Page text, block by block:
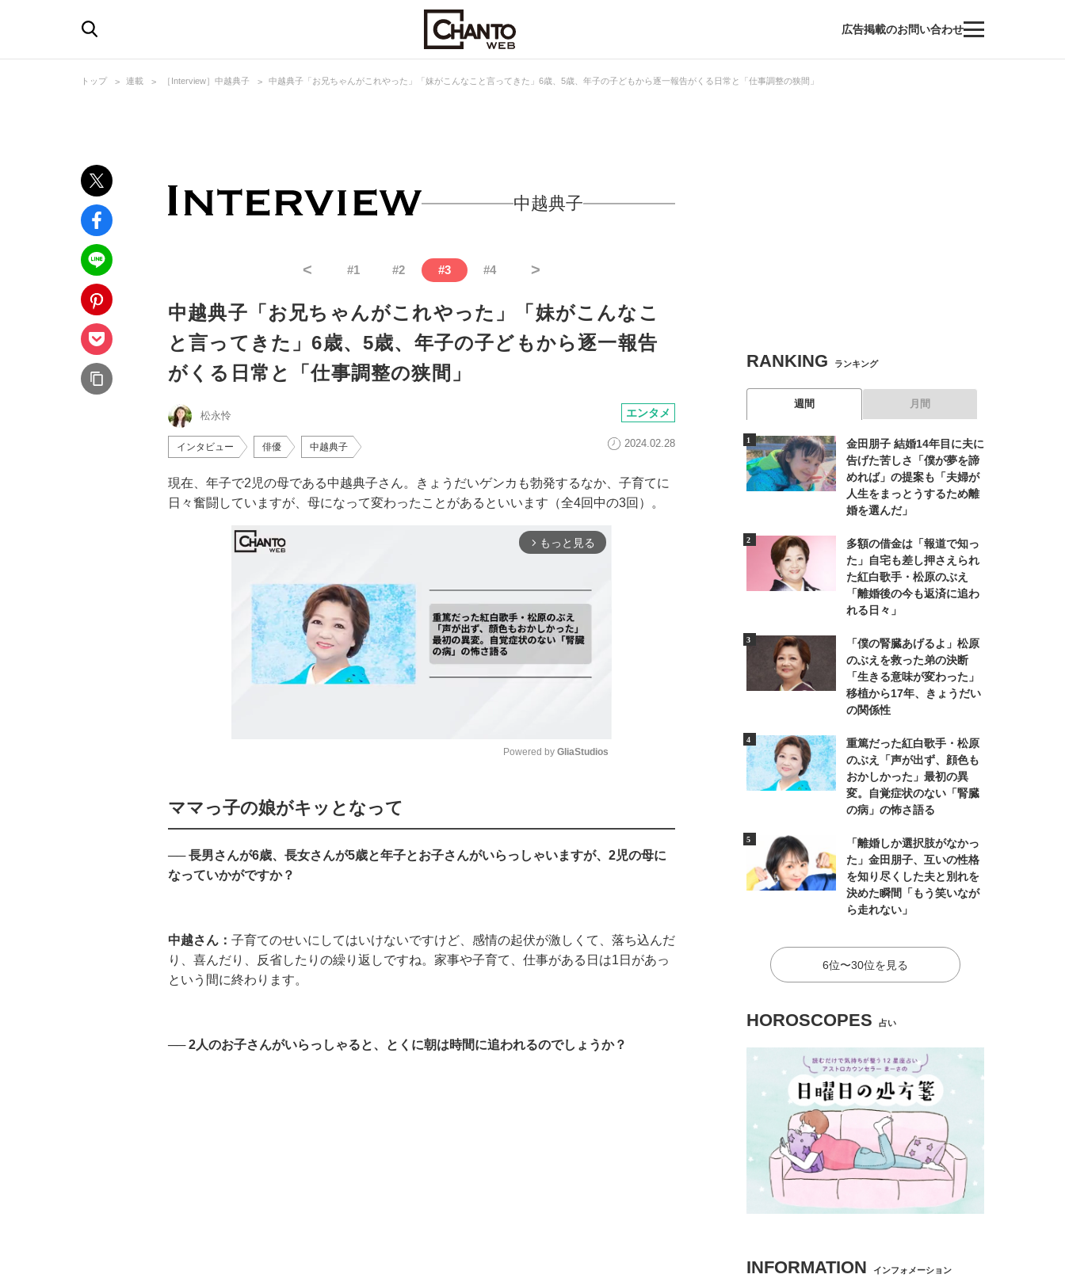
広告掲載のお問い合わせ
トップ 連載 ［Interview］中越典子 中越典子「お兄ちゃんがこれやった」「妹がこんなこと言ってきた」6歳、5歳、年子の子どもから逐一報告がくる日常と「仕事調整の狭間」
中越典子
< #1 #2 #3 #4 >
中越典子「お兄ちゃんがこれやった」「妹がこんなこ
と言ってきた」6歳、5歳、年子の子どもから逐一報告
がくる日常と「仕事調整の狭間」
松永怜 エンタメ
インタビュー 俳優 中越典子 2024.02.28
現在、年子で2児の母である中越典子さん。きょうだいゲンカも勃発するなか、子育てに
日々奮闘していますが、母になって変わったことがあるといいます（全4回中の3回）。
arrow_forward_ios もっと見る
Powered by GliaStudios
ママっ子の娘がキッとなって
── 長男さんが6歳、長女さんが5歳と年子とお子さんがいらっしゃいますが、2児の母に
なっていかがですか？
中越さん： 子育てのせいにしてはいけないですけど、感情の起伏が激しくて、落ち込んだ
り、喜んだり、反省したりの繰り返しですね。家事や子育て、仕事がある日は1日があっ
という間に終わります。
── 2人のお子さんがいらっしゃると、とくに朝は時間に追われるのでしょうか？
RANKING ランキング
週間 月間
金田朋子 結婚14年目に夫に
告げた苦しさ「僕が夢を諦
めれば」の提案も「夫婦が
人生をまっとうするため離
婚を選んだ」
多額の借金は「報道で知っ
た」自宅も差し押さえられ
た紅白歌手・松原のぶえ
「離婚後の今も返済に追わ
れる日々」
「僕の腎臓あげるよ」松原
のぶえを救った弟の決断
「生きる意味が変わった」
移植から17年、きょうだい
の関係性
重篤だった紅白歌手・松原
のぶえ「声が出ず、顔色も
おかしかった」最初の異
変。自覚症状のない「腎臓
の病」の怖さ語る
「離婚しか選択肢がなかっ
た」金田朋子、互いの性格
を知り尽くした夫と別れを
決めた瞬間「もう笑いなが
ら走れない」
6位〜30位を見る
HOROSCOPES 占い
INFORMATION インフォメーション